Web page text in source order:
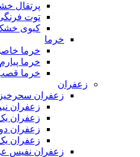
پرتقال
توت
کیوی
خرما
خرما
خرما پیارم
خرما
زعفران
زعفران سحرخیز
زعفران
زعفران
زعفران
زعفران
زعفران نفیس